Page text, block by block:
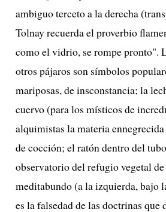
ambiguo terceto a la derecha
Tolnay recuerda el proverbio
como el vidrio, se rompe pronto".
otros pájaros son símbolos
mariposas, de insconstancia; la
cuervo (para los místicos de
alquimistas la materia
de cocción; el ratón dentro del
observatorio del refugio vegetal
meditabundo (a la izquierda, bajo
es la falsedad de las doctrinas que